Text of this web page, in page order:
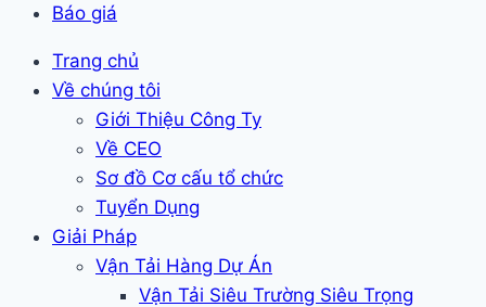
Báo giá
Trang chủ
Về chúng tôi
Giới Thiệu Công Ty
Về CEO
Sơ đồ Cơ cấu tổ chức
Tuyển Dụng
Giải Pháp
Vận Tải Hàng Dự Án
Vận Tải Siêu Trường Siêu Trọng